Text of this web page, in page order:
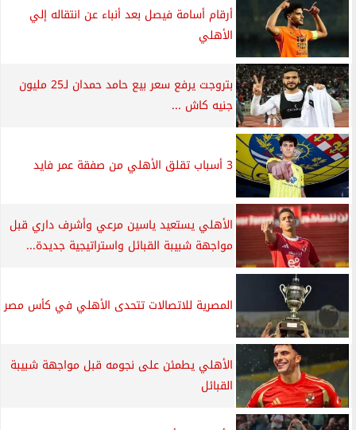
أرقام أسامة فيصل بعد أنباء عن انتقاله إلي
الأهلي
بتروجت يرفع سعر بيع حامد حمدان لـ25 مليون
جنيه كاش ...
3 أسباب تقلق الأهلي من صفقة عمر فايد
الأهلي يستعيد ياسين مرعي وأشرف داري قبل
مواجهة شبيبة القبائل واستراتيجية جديدة...
المصرية للاتصالات تتحدى الأهلي في كأس مصر
الأهلي يطمئن على نجومه قبل مواجهة شبيبة
القبائل